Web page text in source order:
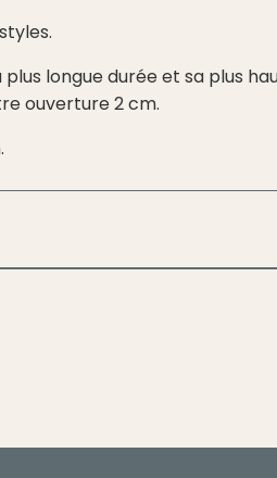
longue durée et sa plus
ouverture 2 cm.